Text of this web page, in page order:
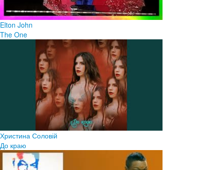
Elton John
The One
Христина Соловій
До краю